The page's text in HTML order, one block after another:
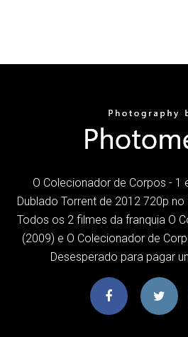
O Colecionador de Corpos - 1
Dublado Torrent de 2012 720p
Todos os 2 filmes da franquia O
(2009) e O Colecionador de
Desesperado para pagar